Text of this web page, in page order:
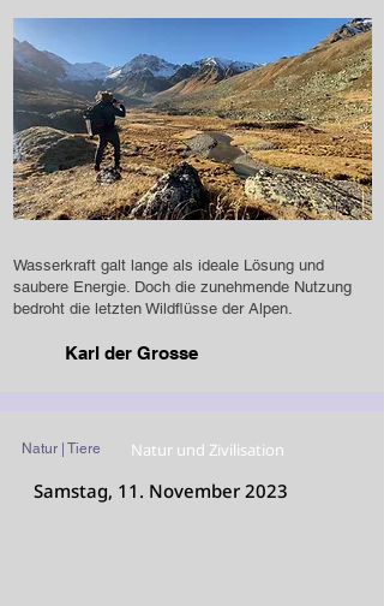
Wasserkraft galt lange als ideale Lösung und
saubere Energie. Doch die zunehmende Nutzung
bedroht die letzten Wildflüsse der Alpen.
Karl der Grosse
Natur | Tiere Natur und Zivilisation
Samstag, 11. November 2023